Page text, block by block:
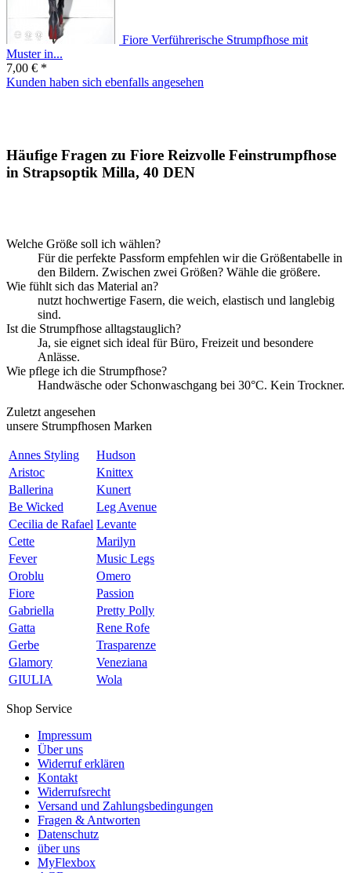
Fiore Verführerische Strumpfhose mit
Muster in...
7,00 € *
Kunden haben sich ebenfalls angesehen
Häufige Fragen zu Fiore Reizvolle Feinstrumpfhose
in Strapsoptik Milla, 40 DEN
Welche Größe soll ich wählen?
Für die perfekte Passform empfehlen wir die Größentabelle in
den Bildern. Zwischen zwei Größen? Wähle die größere.
Wie fühlt sich das Material an?
nutzt hochwertige Fasern, die weich, elastisch und langlebig
sind.
Ist die Strumpfhose alltagstauglich?
Ja, sie eignet sich ideal für Büro, Freizeit und besondere
Anlässe.
Wie pflege ich die Strumpfhose?
Handwäsche oder Schonwaschgang bei 30°C. Kein Trockner.
Zuletzt angesehen
unsere Strumpfhosen Marken
Annes Styling
Hudson
Aristoc
Knittex
Ballerina
Kunert
Be Wicked
Leg Avenue
Cecilia de Rafael Levante
Cette
Marilyn
Fever
Music Legs
Oroblu
Omero
Fiore
Passion
Gabriella
Pretty Polly
Gatta
Rene Rofe
Gerbe
Trasparenze
Glamory
Veneziana
GIULIA
Wola
Shop Service
Impressum
Über uns
Widerruf erklären
Kontakt
Widerrufsrecht
Versand und Zahlungsbedingungen
Fragen & Antworten
Datenschutz
über uns
MyFlexbox